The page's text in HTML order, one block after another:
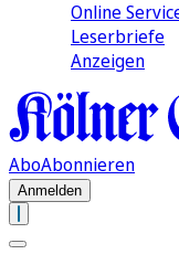
Online
Leserbriefe
Anzeigen
AboAbonnieren
Anmelden